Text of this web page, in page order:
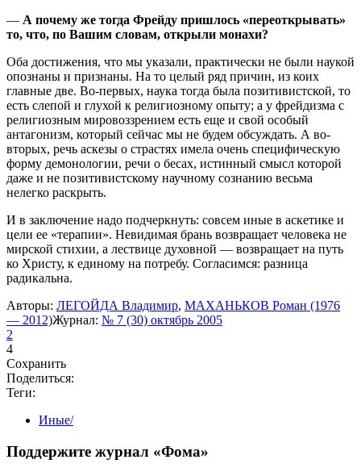
— А почему же тогда Фрейду пришлось «переоткрывать»
то, что, по Вашим словам, открыли монахи?
Оба достижения, что мы указали, практически не были наукой
опознаны и признаны. На то целый ряд причин, из коих
главные две. Во-первых, наука тогда была позитивистской, то
есть слепой и глухой к религиозному опыту; а у фрейдизма с
религиозным мировоззрением есть еще и свой особый
антагонизм, который сейчас мы не будем обсуждать. А во-
вторых, речь аскезы о страстях имела очень специфическую
форму демонологии, речи о бесах, истинный смысл которой
даже и не позитивистскому научному сознанию весьма
нелегко раскрыть.
И в заключение надо подчеркнуть: совсем иные в аскетике и
цели ее «терапии». Невидимая брань возвращает человека не
мирской стихии, а лествице духовной — возвращает на путь
ко Христу, к единому на потребу. Согласимся: разница
радикальна.
Авторы: ЛЕГОЙДА Владимир, МАХАНЬКОВ Роман (1976
— 2012)Журнал: № 7 (30) октябрь 2005
2
4
Сохранить
Поделиться:
Теги:
Иные/
Поддержите журнал «Фома»